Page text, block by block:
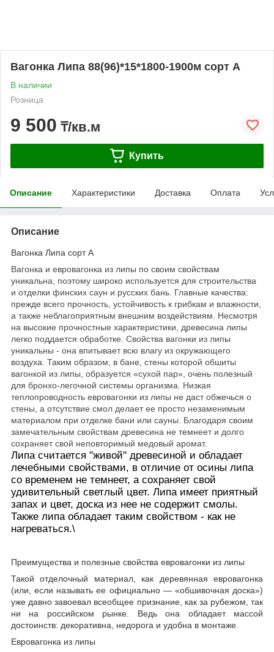
Вагонка Липа 88(96)*15*1800-1900м сорт А
В наличии
Розница
9 500 ₸/кв.м
Купить
Описание Характеристики Доставка Оплата
Описание
Вагонка Липа сорт А
Вагонка и евровагонка из липы по своим свойствам
уникальна, поэтому широко используется для строительства
и отделки финских саун и русских бань. Главные качества:
прежде всего прочность, устойчивость к грибкам и влажности,
а также неблагоприятным внешним воздействиям. Несмотря
на высокие прочностные характеристики, древесина липы
легко поддается обработке. Свойства вагонки из липы
уникальны - она впитывает всю влагу из окружающего
воздуха. Таким образом, в бане, стены которой обшиты
вагонкой из липы, образуется «сухой пар», очень полезный
для бронхо-легочной системы организма. Низкая
теплопроводность евровагонки из липы не даст обжечься о
стены, а отсутствие смол делает ее просто незаменимым
материалом при отделке бани или сауны. Благодаря своим
замечательным свойствам древесина не темнеет и долго
сохраняет свой неповторимый медовый аромат.
Липа считается "живой" древесиной и обладает
лечебными свойствами, в отличие от осины липа
со временем не темнеет, а сохраняет свой
удивительный светлый цвет. Липа имеет приятный
запах и цвет, доска из нее не содержит смолы.
Также липа обладает таким свойством - как не
нагреваться.\
Преимущества и полезные свойства евровагонки из липы
Такой отделочный материал, как деревянная евровагонка
(или, если называть ее официально — «обшивочная доска»)
уже давно завоевал всеобщее признание, как за рубежом, так
ни на российском рынке. Ведь она обладает массой
достоинств: декоративна, недорога и удобна в монтаже.
Евровагонка из липы